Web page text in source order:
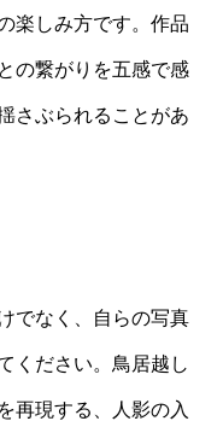
楽しみ方です。作品
の繋がりを五感で感
さぶられることがあ
でなく、自らの写真
ください。鳥居越し
再現する、人影の入